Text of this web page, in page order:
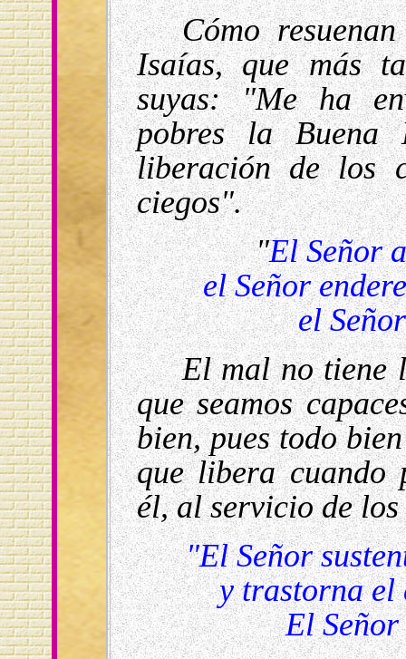
Cómo
Isaías, que más
suyas: "Me ha
pobres la Buena
liberación de los
ciegos".
"El Señor
el Señor
el Señor
El mal no tiene
que seamos
bien, pues todo
que libera cuando
él, al servicio de
"El Señor
y trastorna el
El Señor